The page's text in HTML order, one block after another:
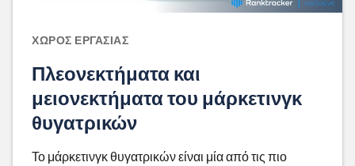
ΧΏΡΟΣ ΕΡΓΑΣΊΑΣ
Πλεονεκτήματα και
μειονεκτήματα του μάρκετινγκ
θυγατρικών
Το μάρκετινγκ θυγατρικών είναι μία από τις πιο